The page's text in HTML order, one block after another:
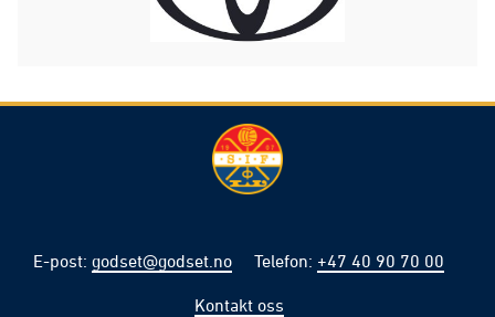
E-post: godset@godset.no Telefon: +47 40 90 70 00
Kontakt oss